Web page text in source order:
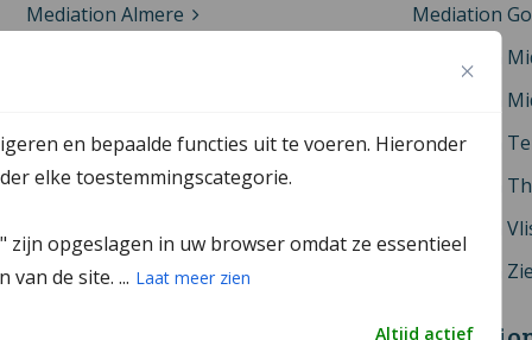
en bepaalde functies uit te voeren. Hieronder
elke toestemmingscategorie.
opgeslagen in uw browser omdat ze essentieel
de site. ... Laat meer zien
Altijd actief
Mediation Almere
Mediation Noordoostpolder
Mediation Zeewolde
Mediation
Mediation
Mediation
Mediation
Mediation
Mediation
Mediation